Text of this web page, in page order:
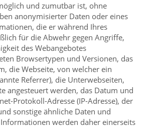
und zumutbar ist, ohne
anonymisierter Daten oder eines
die er während Ihres
für die Abwehr gegen Angriffe,
des Webangebotes
Browsertypen und Versionen, das
die Webseite, von welcher ein
Referrer), die Unterwebseiten,
angesteuert werden, das Datum und
Protokoll-Adresse (IP-Adresse), der
sonstige ähnliche Daten und
werden daher einerseits